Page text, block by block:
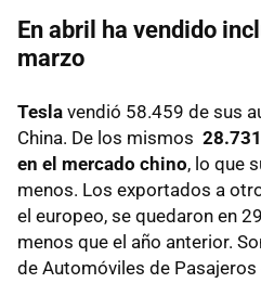
En abril ha vendido
marzo
Tesla vendió 58.459 de sus
China. De los mismos
en el mercado chino, lo que
menos. Los exportados a
el europeo, se quedaron en
menos que el año anterior.
de Automóviles de Pasajeros